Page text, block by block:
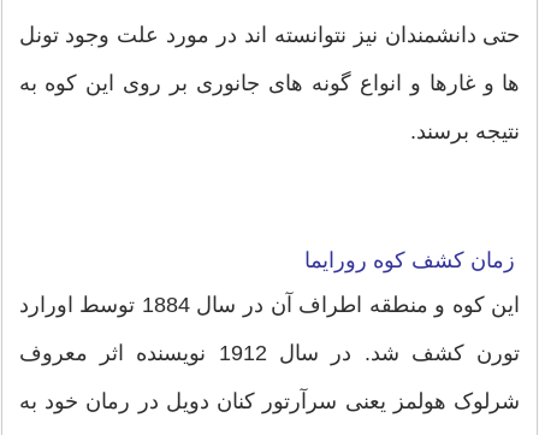
حتی دانشمندان نیز نتوانسته اند در مورد علت وجود تونل
ها و غارها و انواع گونه های جانوری بر روی این کوه به
نتیجه برسند.
زمان کشف کوه رورایما
این کوه و منطقه اطراف آن در سال 1884 توسط اورارد
تورن کشف شد. در سال 1912 نویسنده اثر معروف
شرلوک هولمز یعنی سرآرتور کنان دویل در رمان خود به